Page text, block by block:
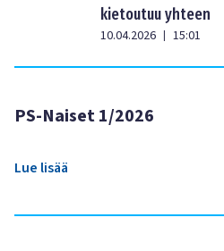
kietoutuu yhteen
10.04.2026 | 15:01
PS-Naiset 1/2026
Lue lisää